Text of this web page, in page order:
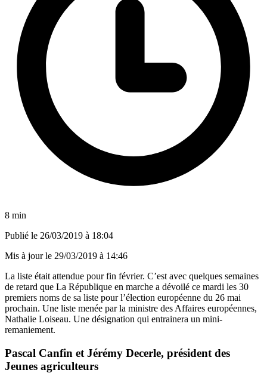
8 min
Publié le 26/03/2019 à 18:04
Mis à jour le 29/03/2019 à 14:46
La liste était attendue pour fin février. C’est avec quelques semaines
de retard que La République en marche a dévoilé ce mardi les 30
premiers noms de sa liste pour l’élection européenne du 26 mai
prochain. Une liste menée par la ministre des Affaires européennes,
Nathalie Loiseau. Une désignation qui entrainera un mini-
remaniement.
Pascal Canfin et Jérémy Decerle, président des
Jeunes agriculteurs